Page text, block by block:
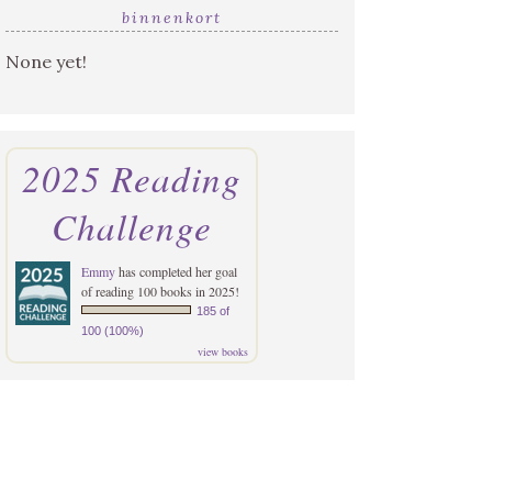
binnenkort
None yet!
2025 Reading
Challenge
Emmyhas completed her goal
of reading 100 books in 2025!
185 of
100 (100%)
view books